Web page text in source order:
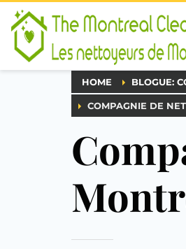
HOME BLOGUE:
COMPAGNIE DE